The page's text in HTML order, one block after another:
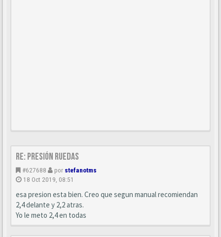
Re: Presión ruedas
#627688 por stefanotms
18 Oct 2019, 08:51
esa presion esta bien. Creo que segun manual recomiendan
2,4 delante y 2,2 atras.
Yo le meto 2,4 en todas